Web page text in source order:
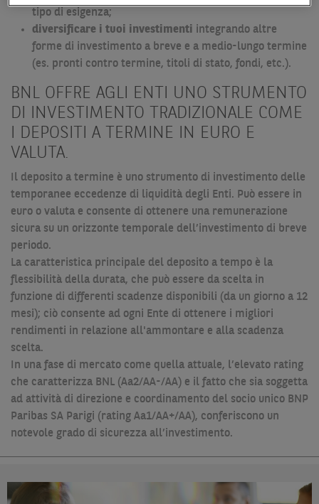
tipo di esigenza;
diversificare i tuoi investimenti integrando altre
forme di investimento a breve e a medio-lungo termine
(es. pronti contro termine, titoli di stato, fondi, etc.).
BNL OFFRE AGLI ENTI UNO STRUMENTO
DI INVESTIMENTO TRADIZIONALE COME
I DEPOSITI A TERMINE IN EURO E
VALUTA.
Il deposito a termine è uno strumento di investimento delle
temporanee eccedenze di liquidità degli Enti. Può essere in
euro o valuta e consente di ottenere una remunerazione
sicura su un orizzonte temporale dell’investimento di breve
periodo.
La caratteristica principale del deposito a tempo è la
flessibilità della durata, che può essere da scelta in
funzione di differenti scadenze disponibili (da un giorno a 12
mesi); ciò consente ad ogni Ente di ottenere i migliori
rendimenti in relazione all'ammontare e alla scadenza
scelta.
In una fase di mercato come quella attuale, l’elevato rating
che caratterizza BNL (Aa2/AA-/AA) e il fatto che sia soggetta
ad attività di direzione e coordinamento del socio unico BNP
Paribas SA Parigi (rating Aa1/AA+/AA), conferiscono un
notevole grado di sicurezza all’investimento.